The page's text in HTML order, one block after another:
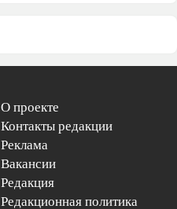
О проекте
Контакты редакции
Реклама
Вакансии
Редакция
Редакционная политика